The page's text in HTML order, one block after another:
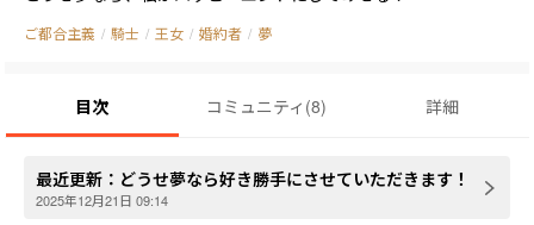
ご都合主義 / 騎士 / 王女 / 婚約者 / 夢
目次 コミュニティ (8) 詳細
最近更新： どうせ夢なら好き勝手にさせていただきます！
2025年12月21日 09:14